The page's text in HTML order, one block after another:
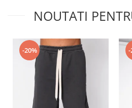
NOUTATI
-20% -